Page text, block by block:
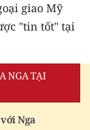
giao Mỹ
"tin tốt" tại
NGA TẠI
Nga